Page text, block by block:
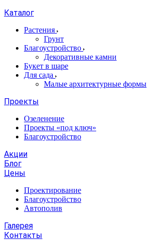
Каталог
Растения
Грунт
Благоустройство
Декоративные камни
Букет в шаре
Для сада
Малые архитектурные формы
Проекты
Озеленение
Проекты «под ключ»
Благоустройство
Акции
Блог
Цены
Проектирование
Благоустройство
Автополив
Галерея
Контакты